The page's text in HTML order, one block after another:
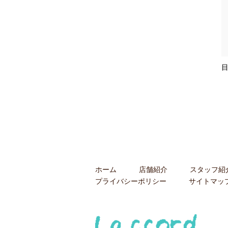
ホーム 店舗紹介
スタッフ紹
プライバシーポリシー
サイトマッ